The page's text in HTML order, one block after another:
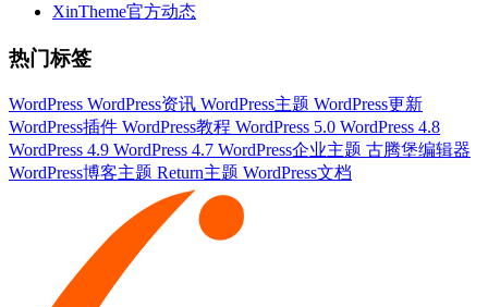
XinTheme官方动态
热门标签
WordPress WordPress资讯 WordPress主题 WordPress更新
WordPress插件 WordPress教程 WordPress 5.0 WordPress 4.8
WordPress 4.9 WordPress 4.7 WordPress企业主题 古腾堡编辑器
WordPress博客主题 Return主题 WordPress文档